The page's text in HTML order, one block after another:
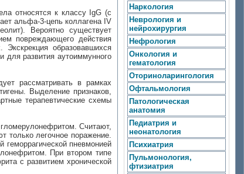
относятся к классу IgG (с
альфа-3-цепь коллагена IV
Вероятно существует
повреждающего действия
образовавшихся
для развития аутоиммунного
рассматривать в рамках
Выделение признаков,
терапевтические схемы
гломерулонефритом. Считают,
только легочное поражение.
геморрагической пневмонией
При втором типе
с развитием хронической
Наркология
Неврология и
нейрохирургия
Нефрология
Онкология и
гематология
Оториноларингология
Офтальмология
Патологическая
анатомия
Педиатрия и
неонатология
Психиатрия
Пульмонология,
фтизиатрия